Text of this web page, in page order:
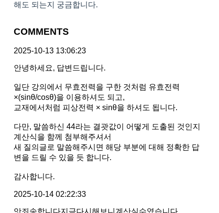
해도 되는지 궁금합니다.
COMMENTS
2025-10-13 13:06:23
안녕하세요, 답변드립니다.
일단 강의에서 무효전력을 구한 것처럼 유효전력
×(sinθ/cosθ)을 이용하셔도 되고,
교재에서처럼 피상전력 × sinθ을 하셔도 됩니다.
다만, 말씀하신 44라는 결괏값이 어떻게 도출된 것인지
계산식을 함께 첨부해주셔서
새 질의글로 말씀해주시면 해당 부분에 대해 정확한 답
변을 드릴 수 있을 듯 합니다.
감사합니다.
2025-10-14 02:22:33
앗죄송합니다지금다시해보니계산실수였습니다